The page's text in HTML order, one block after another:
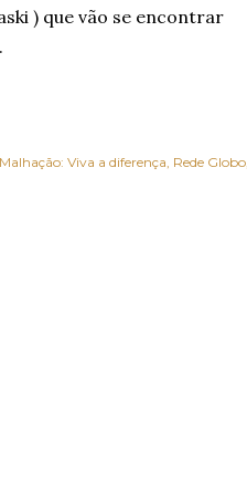
) que vão se encontrar
Malhação: Viva a diferença Rede Globo